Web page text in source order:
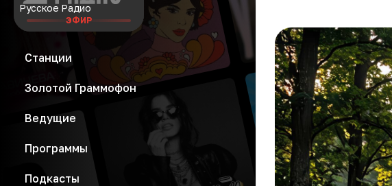
Русское Радио
ЭФИР
Станции
Золотой Граммофон
Ведущие
Программы
Подкасты